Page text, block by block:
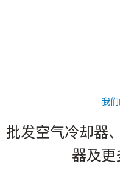
我
批发空气冷却器
器及更